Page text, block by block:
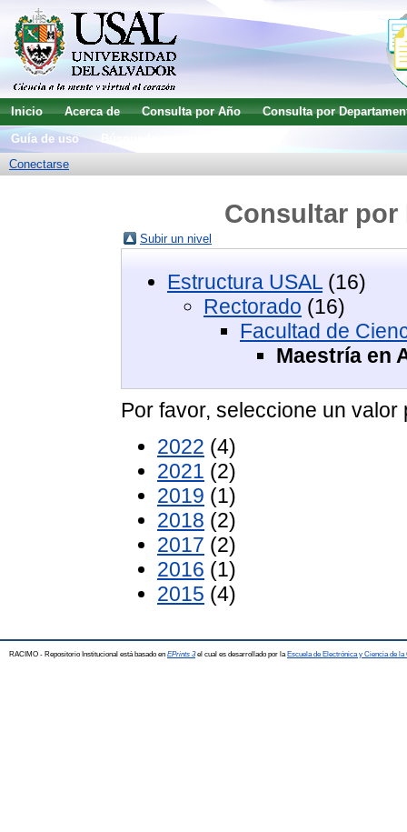
Inicio Acerca de Consulta por Año
Consulta por
Guía de uso
Conectarse
Consultar
Subir un nivel
Estructura USAL (16)
Rectorado (16)
Facultad de
Maestría en
Por favor, seleccione un
2022 (4)
2021 (2)
2019 (1)
2018 (2)
2017 (2)
2016 (1)
2015 (4)
RACIMO - Repositorio Institucional está basado en EPrints 3el cual es desarrollado por la Escuela de Electrónica y Ciencia de la